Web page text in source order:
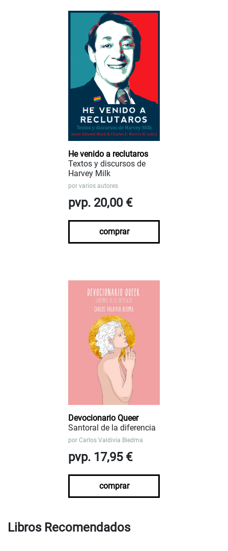
He venido a reclutaros
Textos y discursos de
Harvey Milk
por varios autores
pvp. 20,00 €
comprar
Devocionario Queer
Santoral de la diferencia
por Carlos Valdivia Biedma
pvp. 17,95 €
comprar
Libros Recomendados